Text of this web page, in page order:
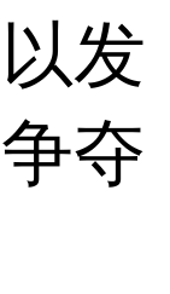
发
夺